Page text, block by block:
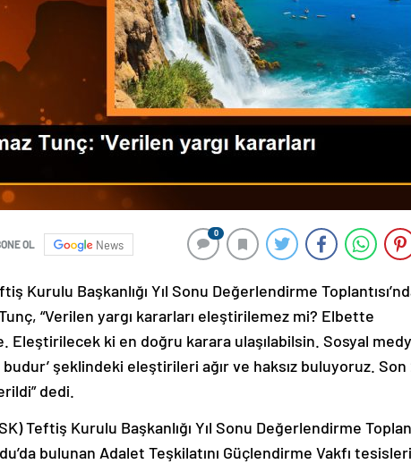
OL News
0
Kurulu Başkanlığı Yıl Sonu Değerlendirme
“Verilen yargı kararları eleştirilemez mi? Elbette
ki en doğru karara ulaşılabilsin. Sosyal
şeklindeki eleştirileri ağır ve haksız buluyoruz. Son
dedi.
Teftiş Kurulu Başkanlığı Yıl Sonu Değerlendirme
bulunan Adalet Teşkilatını Güçlendirme Vakfı